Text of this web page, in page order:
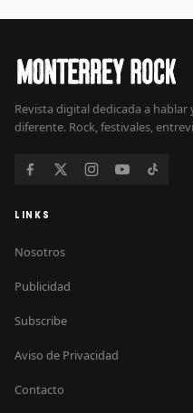
Revista digital dedicada a
diferente. Rock, festivales,
LINKS
Nosotros
Publicidad
Subscribe
Aviso de Privacidad
Contacto